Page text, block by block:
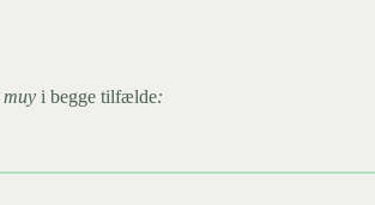
muy i begge tilfælde: